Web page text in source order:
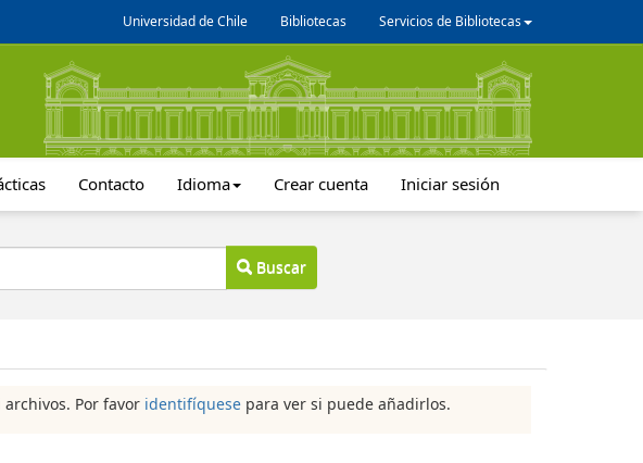
Universidad de Chile Bibliotecas Servicios de Bibliotecas
Contacto Idioma Crear cuenta Iniciar sesión
Buscar
Por favor identifíquese para ver si puede añadirlos.